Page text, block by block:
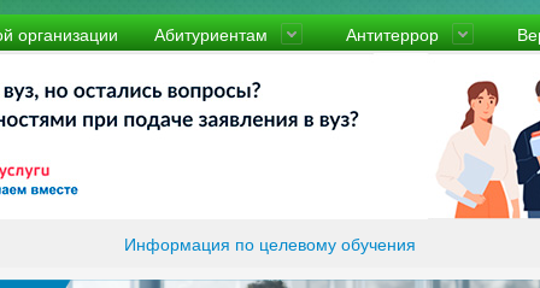
Преподаватели и сотрудники
коррупции
Прочие документы
организации Абитуриентам
Приемная комиссия
Стоимость
Антитеррор
Правовая
Информация
Информация по целевому обучения